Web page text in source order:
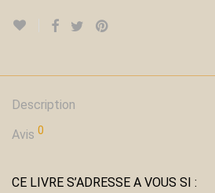
Description
Avis 0
CE LIVRE S’ADRESSE A VOUS SI :